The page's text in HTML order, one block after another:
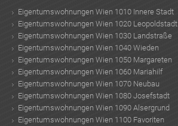
Eigentumswohnungen Wien 1010 Innere Stadt
Eigentumswohnungen Wien 1020 Leopoldstadt
Eigentumswohnungen Wien 1030 Landstraße
Eigentumswohnungen Wien 1040 Wieden
Eigentumswohnungen Wien 1050 Margareten
Eigentumswohnungen Wien 1060 Mariahilf
Eigentumswohnungen Wien 1070 Neubau
Eigentumswohnungen Wien 1080 Josefstadt
Eigentumswohnungen Wien 1090 Alsergrund
Eigentumswohnungen Wien 1100 Favoriten